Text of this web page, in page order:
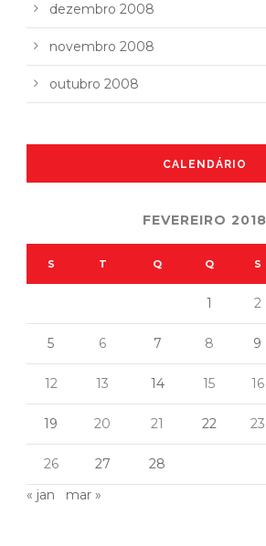
dezembro 2008
novembro 2008
outubro 2008
CALENDÁRIO
FEVEREIRO 2018
S T Q Q S
1 2
5 6 7 8 9
12 13 14 15 16
19 20 21 22 23
26 27
28
« jan
mar »